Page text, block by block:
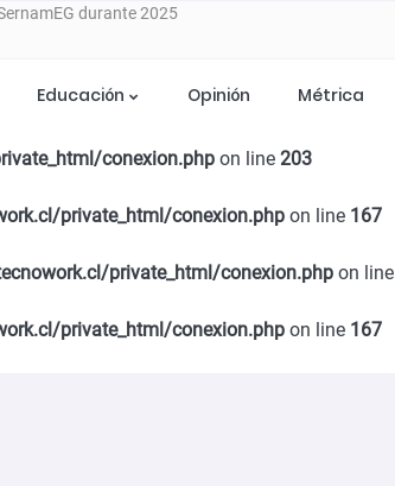
CON SEMINARIO
Emprende 2026
a mujeres trabajadoras
Educación Opinión Métrica
conexion.phpon line
conexion.php on line 203
private_html/conexion.php on line 167
private_html/conexion.php on line
private_html/conexion.php on line 167